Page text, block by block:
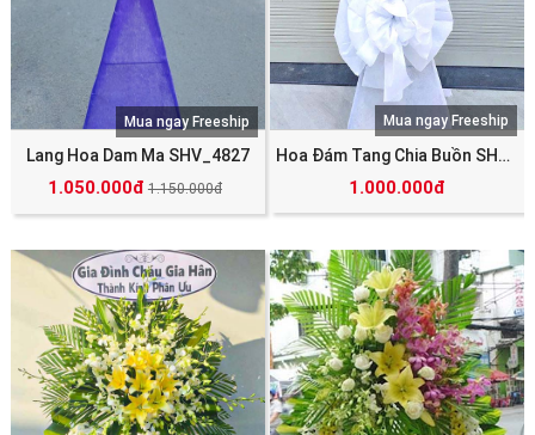
Lang Hoa Dam Ma SHV_4827
1.050.000đ 1.150.000đ
Mua ngay Freeship
Hoa Đám Tang Chia Buồn SHV_4826
1.000.000đ
Mua ngay Freeship